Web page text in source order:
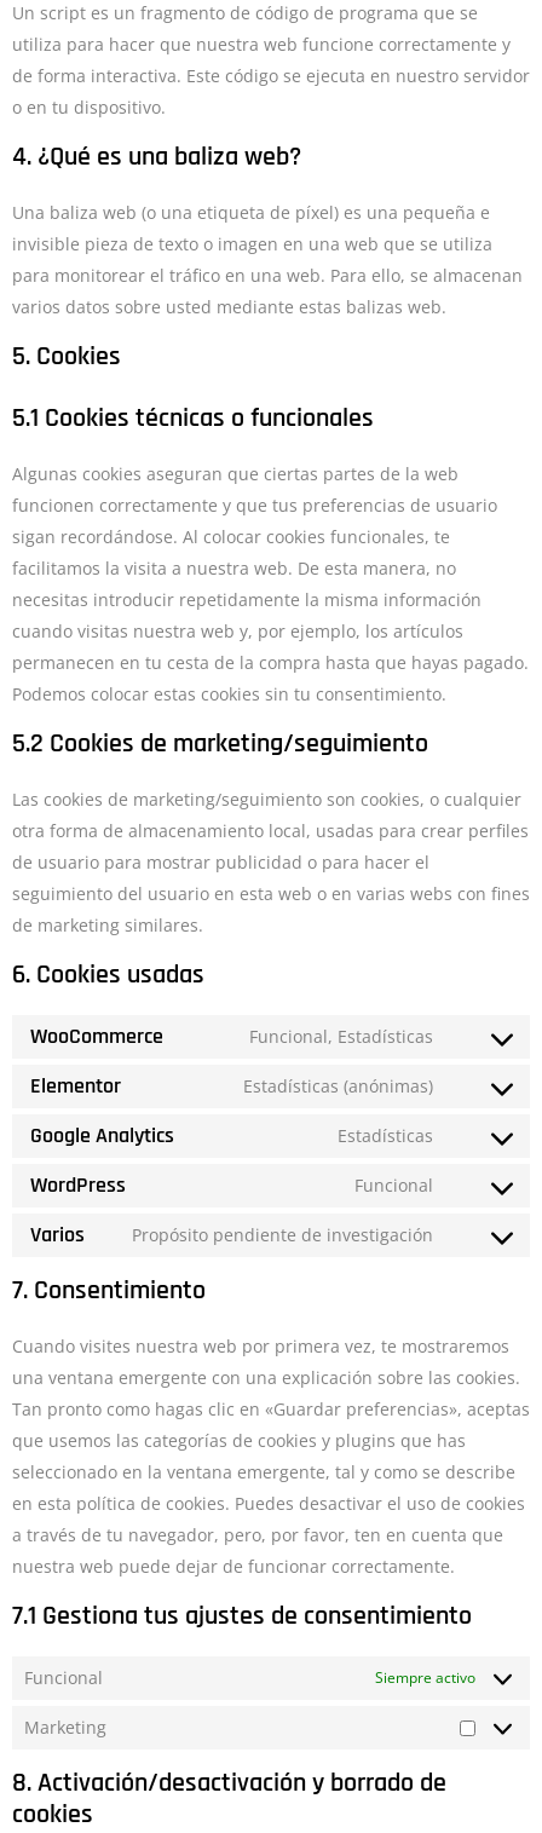
Un script es un fragmento de código de programa que se
utiliza para hacer que nuestra web funcione correctamente y
de forma interactiva. Este código se ejecuta en nuestro servidor
o en tu dispositivo.
4. ¿Qué es una baliza web?
Una baliza web (o una etiqueta de píxel) es una pequeña e
invisible pieza de texto o imagen en una web que se utiliza
para monitorear el tráfico en una web. Para ello, se almacenan
varios datos sobre usted mediante estas balizas web.
5. Cookies
5.1 Cookies técnicas o funcionales
Algunas cookies aseguran que ciertas partes de la web
funcionen correctamente y que tus preferencias de usuario
sigan recordándose. Al colocar cookies funcionales, te
facilitamos la visita a nuestra web. De esta manera, no
necesitas introducir repetidamente la misma información
cuando visitas nuestra web y, por ejemplo, los artículos
permanecen en tu cesta de la compra hasta que hayas pagado.
Podemos colocar estas cookies sin tu consentimiento.
5.2 Cookies de marketing/seguimiento
Las cookies de marketing/seguimiento son cookies, o cualquier
otra forma de almacenamiento local, usadas para crear perfiles
de usuario para mostrar publicidad o para hacer el
seguimiento del usuario en esta web o en varias webs con fines
de marketing similares.
6. Cookies usadas
WooCommerce Funcional, Estadísticas
Elementor Estadísticas (anónimas)
Google Analytics Estadísticas
WordPress Funcional
Varios Propósito pendiente de investigación
7. Consentimiento
Cuando visites nuestra web por primera vez, te mostraremos
una ventana emergente con una explicación sobre las cookies.
Tan pronto como hagas clic en «Guardar preferencias», aceptas
que usemos las categorías de cookies y plugins que has
seleccionado en la ventana emergente, tal y como se describe
en esta política de cookies. Puedes desactivar el uso de cookies
a través de tu navegador, pero, por favor, ten en cuenta que
nuestra web puede dejar de funcionar correctamente.
7.1 Gestiona tus ajustes de consentimiento
Funcional Siempre activo
Marketing
8. Activación/desactivación y borrado de
cookies